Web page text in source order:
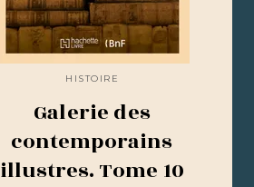
HISTOIRE
Galerie des
contemporains
illustres. Tome 10